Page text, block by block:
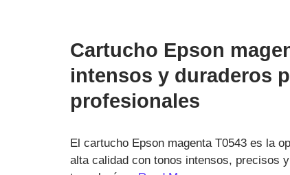
Cartucho Epson
intensos y duraderos
profesionales
El cartucho Epson magenta T0543 es la
alta calidad con tonos intensos, precisos